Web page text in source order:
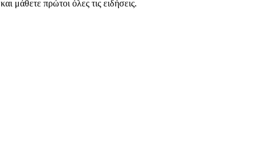
και μάθετε πρώτοι όλες τις ειδήσεις.